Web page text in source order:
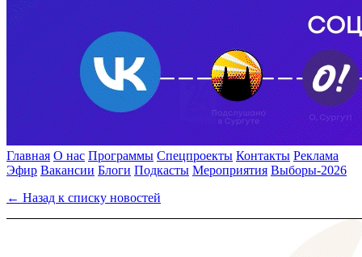
Главная О нас Программы Спецпроекты Контакты Реклама
Эфир Вакансии Блоги Подкасты Мероприятия Выборы-2026
← Назад к списку новостей